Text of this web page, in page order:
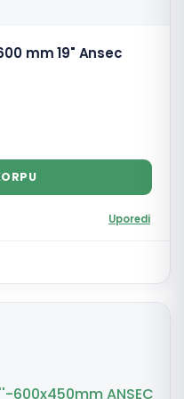
mm 19" Ansec
Uporedi